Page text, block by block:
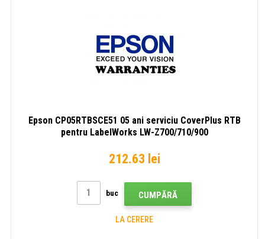
Epson CP05RTBSCE51 05 ani serviciu CoverPlus RTB
pentru LabelWorks LW-Z700/710/900
212.63 lei
buc CUMPĂRĂ
LA CERERE